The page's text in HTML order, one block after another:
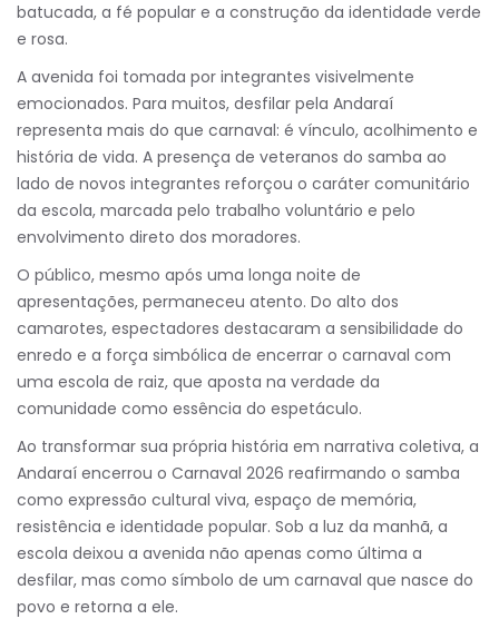
batucada, a fé popular e a construção da identidade verde
e rosa.
A avenida foi tomada por integrantes visivelmente
emocionados. Para muitos, desfilar pela Andaraí
representa mais do que carnaval: é vínculo, acolhimento e
história de vida. A presença de veteranos do samba ao
lado de novos integrantes reforçou o caráter comunitário
da escola, marcada pelo trabalho voluntário e pelo
envolvimento direto dos moradores.
O público, mesmo após uma longa noite de
apresentações, permaneceu atento. Do alto dos
camarotes, espectadores destacaram a sensibilidade do
enredo e a força simbólica de encerrar o carnaval com
uma escola de raiz, que aposta na verdade da
comunidade como essência do espetáculo.
Ao transformar sua própria história em narrativa coletiva, a
Andaraí encerrou o Carnaval 2026 reafirmando o samba
como expressão cultural viva, espaço de memória,
resistência e identidade popular. Sob a luz da manhã, a
escola deixou a avenida não apenas como última a
desfilar, mas como símbolo de um carnaval que nasce do
povo e retorna a ele.